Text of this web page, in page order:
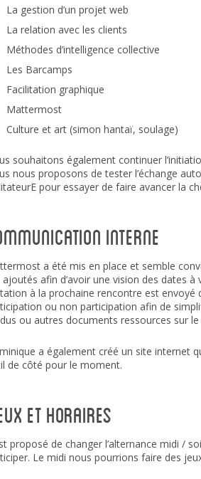
La gestion d’un projet web
La relation avec les clients
Méthodes d’intelligence collective
Les Barcamps
Facilitation graphique
Mattermost
Culture et art (simon hantaï, soulage)
souhaitons également continuer
nous proposons de tester l’échange
pour essayer de faire avancer la
interne
a été mis en place et semble
ajoutés afin d’avoir une vision des dates
à la prochaine rencontre est
ou non participation afin de
ou autres documents ressources sur le
a également créé un site internet
de côté pour le moment.
et horaires
proposé de changer l’alternance midi /
Le midi nous pourrions faire des